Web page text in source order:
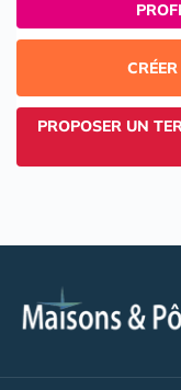
PROPOSER UN